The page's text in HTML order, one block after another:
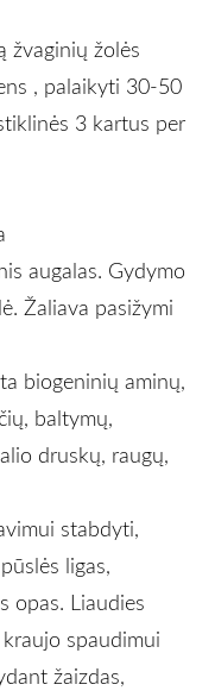
žvaginių žolės
, palaikyti 30-50
3 kartus per
augalas. Gydymo
Žaliava pasižymi
biogeninių aminų,
baltymų,
druskų, raugų,
stabdyti,
ligas,
opas. Liaudies
spaudimui
žaizdas,